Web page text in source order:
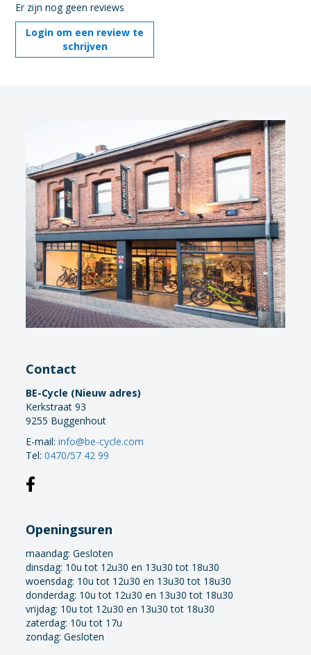
Er zijn nog geen reviews
Login om een review te
schrijven
Contact
BE-Cycle (Nieuw adres)
Kerkstraat 93
9255 Buggenhout
E-mail:info@be-cycle.com
Tel:0470/57 42 99
Openingsuren
maandag:Gesloten
dinsdag: 10u tot 12u30 en 13u30 tot 18u30
woensdag: 10u tot 12u30 en 13u30 tot 18u30
donderdag: 10u tot 12u30 en 13u30 tot 18u30
vrijdag: 10u tot 12u30 en 13u30 tot 18u30
zaterdag: 10u tot 17u
zondag: Gesloten